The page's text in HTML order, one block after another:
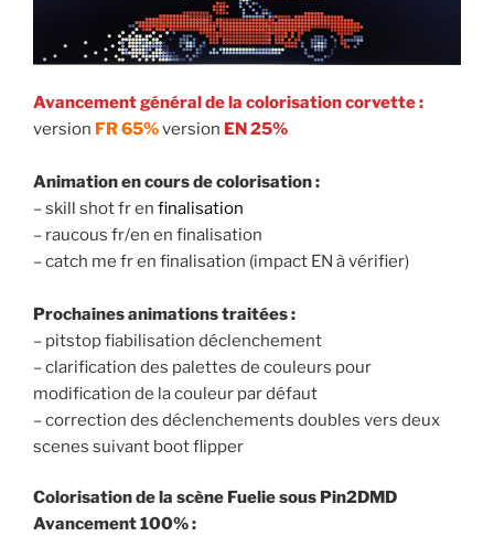
Avancement général de la colorisation corvette :
version FR 65%version EN 25%
Animation en cours de colorisation :
– skill shot fr en finalisation
– raucous fr/en en finalisation
– catch me fr en finalisation (impact EN à vérifier)
Prochaines animations traitées :
– pitstop fiabilisation déclenchement
– clarification des palettes de couleurs pour
modification de la couleur par défaut
– correction des déclenchements doubles vers deux
scenes suivant boot flipper
Colorisation de la scène Fuelie sous Pin2DMD
Avancement 100% :